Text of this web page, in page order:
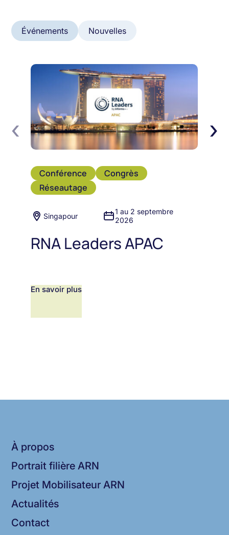
Événements Nouvelles
Conférence
Congrès
Réseautage
Singapour
1 au 2 septembre
2026
RNA Leaders APAC
En savoir plus
‹ ›
À propos
Portrait filière ARN
Projet Mobilisateur ARN
Actualités
Contact